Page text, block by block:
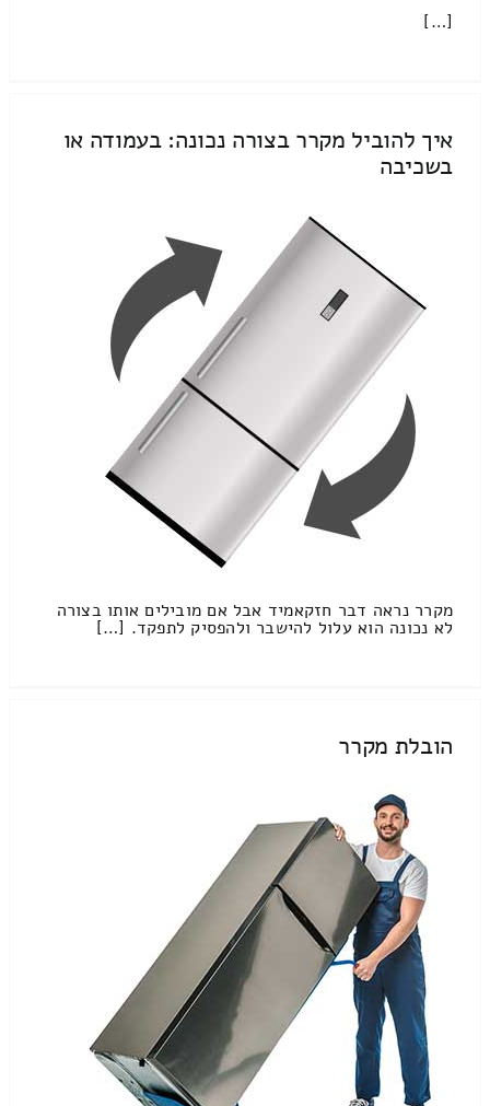
[…]
איך להוביל מקרר בצורה נכונה: בעמודה או
בשכיבה
מקרר נראה דבר חזקאמיד אבל אם מובילים אותו בצורה
לא נכונה הוא עלול להישבר ולהפסיק לתפקד. […]
הובלת מקרר